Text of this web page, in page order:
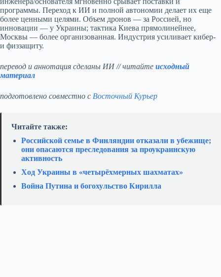
программы. Переход к ИИ и полной автономии делает их еще
более ценными целями. Объем дронов — за Россией, но
инновации — у Украины; тактика Киева прямолинейнее,
Москвы — более организованная. Индустрия усиливает кибер-
и физзащиту.
перевод и аннотация сделаны ИИ // читайте исходный
материал
подготовлено совместно с Восточный Курьер
Читайте также:
Российской семье в Финляндии отказали в убежище;
они опасаются преследования за проукраинскую
активность
Ход Украины в «четырёхмерных шахматах»
Война Путина и богохульство Кирилла